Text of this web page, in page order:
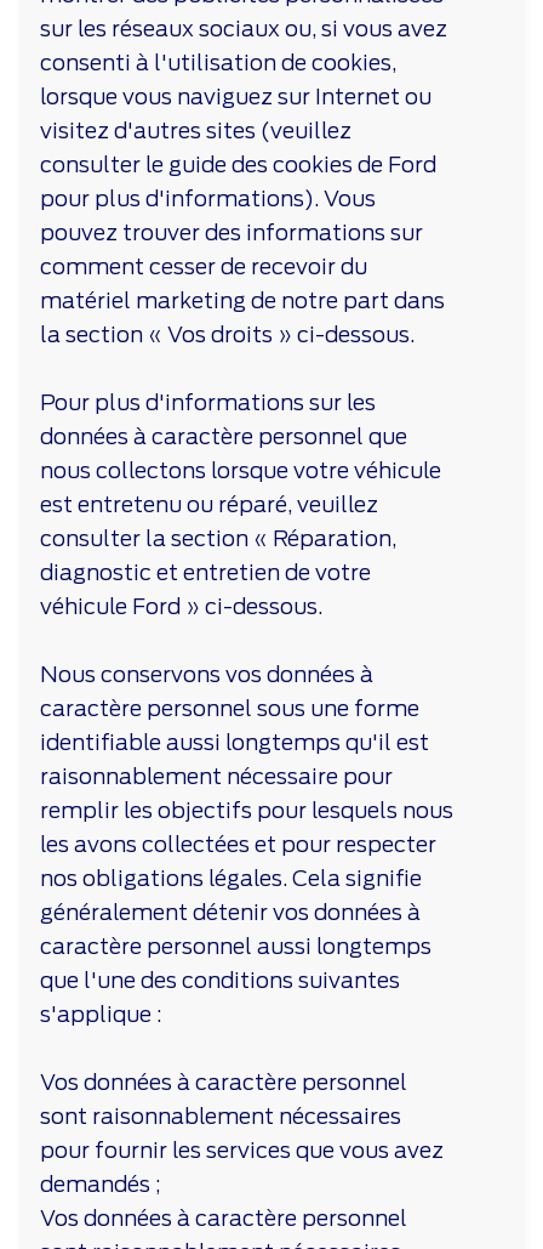
sur les réseaux sociaux ou, si vous avez
consenti à l'utilisation de cookies,
lorsque vous naviguez sur Internet ou
visitez d'autres sites (veuillez
consulter le guide des cookies de Ford
pour plus d'informations). Vous
pouvez trouver des informations sur
comment cesser de recevoir du
matériel marketing de notre part dans
la section « Vos droits » ci-dessous.
Pour plus d'informations sur les
données à caractère personnel que
nous collectons lorsque votre véhicule
est entretenu ou réparé, veuillez
consulter la section « Réparation,
diagnostic et entretien de votre
véhicule Ford » ci-dessous.
Nous conservons vos données à
caractère personnel sous une forme
identifiable aussi longtemps qu'il est
raisonnablement nécessaire pour
remplir les objectifs pour lesquels nous
les avons collectées et pour respecter
nos obligations légales. Cela signifie
généralement détenir vos données à
caractère personnel aussi longtemps
que l'une des conditions suivantes
s'applique :
Vos données à caractère personnel
sont raisonnablement nécessaires
pour fournir les services que vous avez
demandés ;
Vos données à caractère personnel